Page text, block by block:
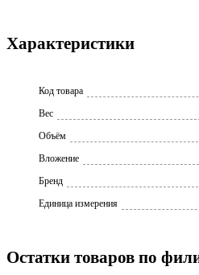
Характеристики
Код товара
Вес
Объём
Вложение
Бренд
Единица измерения
Остатки товаров по